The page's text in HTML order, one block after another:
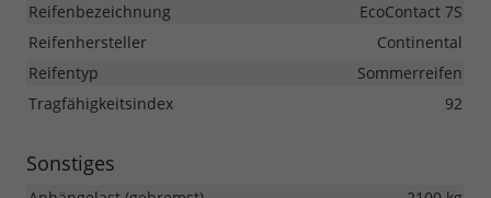
Reifenbezeichnung
EcoContact 7S
Reifenhersteller
Continental
Reifentyp
Sommerreifen
Tragfähigkeitsindex
92
Sonstiges